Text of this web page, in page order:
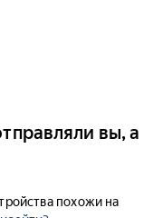
вы, а
похожи на